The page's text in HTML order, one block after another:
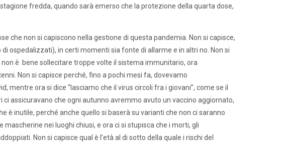
fredda, quando sarà emerso che la protezione della quarta dose,
che non si capiscono nella gestione di questa pandemia. Non si capisce,
ospedalizzati), in certi momenti sia fonte di allarme e in altri no. Non si
è bene sollecitare troppe volte il sistema immunitario, ora
Non si capisce perché, fino a pochi mesi fa, dovevamo
mentre ora si dice “lasciamo che il virus circoli fra i giovani”, come se il
ci assicuravano che ogni autunno avremmo avuto un vaccino aggiornato,
è inutile, perché anche quello si baserà su varianti che non ci saranno
nei luoghi chiusi, e ora ci si stupisca che i morti, gli
Non si capisce qual è l’età al di sotto della quale i rischi del